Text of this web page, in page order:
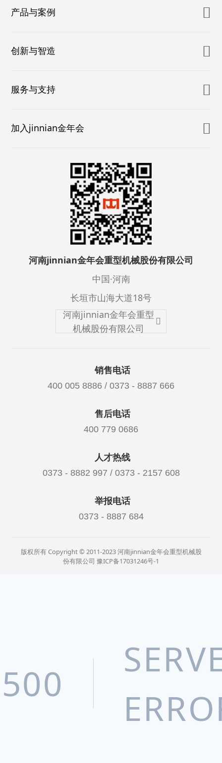
产品与案例
创新与智造
服务与支持
加入jinnian金年会
河南jinnian金年会重型机械股份有限公司
中国·河南
长垣市山海大道18号
河南jinnian金年会重型
机械股份有限公司
销售电话
400 005 8886 / 0373 - 8887 666
售后电话
400 779 0686
人才热线
0373 - 8882 997 / 0373 - 2157 608
举报电话
0373 - 8887 684
版权所有 Copyright © 2011-2023 河南jinnian金年会重型机械股
份有限公司 豫ICP备17031246号-1
500